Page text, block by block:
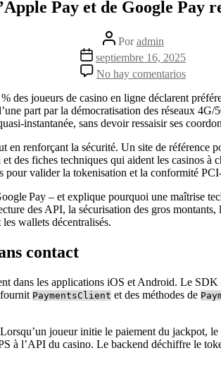
Pay et de Google Pay
Autor
de
la
entrada
Poradmin
Fecha
de
la
entrada
septiembre 16, 2025
No hay comentarios
d’Apple
Pay
de
Google
Pay
les
jackpots
des joueurs de casino en ligne déclarent
part par la démocratisation des réseaux
sans devoir ressaisir ses
en renforçant la sécurité. Un site de référence
des fiches techniques qui aident les casinos
pour valider la tokenisation et la conformité
Pay – et explique pourquoi une maîtrise
des API, la sécurisation des gros
wallets décentralisés.
contact
dans les applications iOS et Android. Le SDK
PaymentsClient et des méthodes de
joueur initie le paiement du
à l’API du casino. Le backend déchiffre le